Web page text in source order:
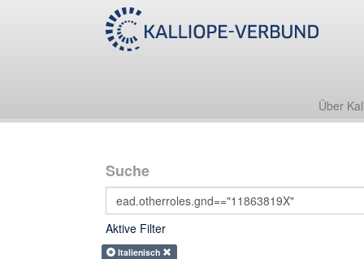
Über
Suche
Aktive Filter
Italienisch